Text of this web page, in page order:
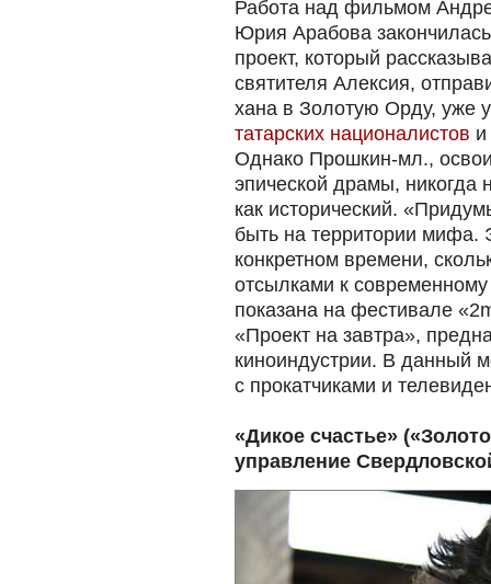
Работа над фильмом
Юрия Арабова
проект, который
святителя Алексия,
хана в Золотую Орду, уже
татарских националистов и
Однако Прошкин-мл.,
эпической драмы,
как исторический.
быть на территории мифа.
конкретном времени,
отсылками к
показана на фестивале
«Проект на завтра»,
киноиндустрии. В данный
с прокатчиками и
«Дикое счастье»
управление